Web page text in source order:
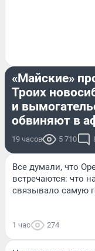
«Майские»
Троих
и
обвиняют в
19 часов 5 710
Все думали, что
встречаются: что
связывало самую
1 час 274